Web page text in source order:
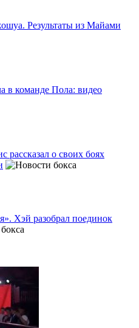
Результаты из Майами
в команде Пола: видео
рассказал о своих боях
Хэй разобрал поединок